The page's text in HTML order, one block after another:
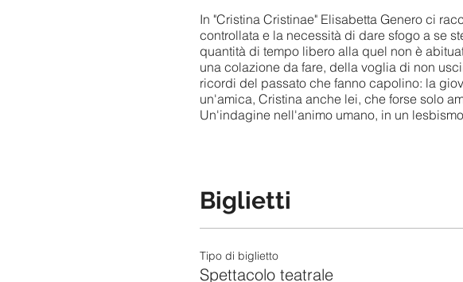
In "Cristina Cristinae" Elisabetta Genero ci
controllata e la necessità di dare sfogo a se
quantità di tempo libero alla quel non è
una colazione da fare, della voglia di non
ricordi del passato che fanno capolino: la
un'amica, Cristina anche lei, che forse solo
Un'indagine nell'animo umano, in un
primo appuntamento con la donna che
bilico tra due amori diversi, un lui e una lei,
Al termine degli spettacoli, l'autore sarà a
Biglietti
Tipo di biglietto
Spettacolo teatrale